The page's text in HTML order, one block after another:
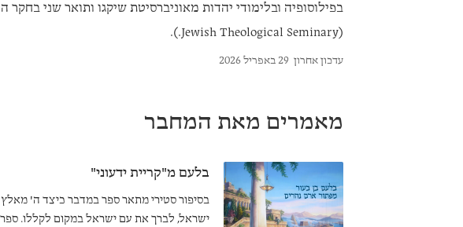
בפילוסופיה ובלימודי יהדות מאוניברסיטת שיקגו ותואר שני
(Jewish Theological Seminary.).
עדכון אחרון 29 באפריל 2026
מאמרים מאת המחבר
בלעם מ"קריית ידעוני"
בסיפור סטירי מתאר ספר במדבר כיצד ה' מאלץ
ישראל, לברך את עם ישראל במקום לקללו.